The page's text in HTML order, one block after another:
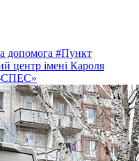
допомога #Пункт
центр імені Кароля